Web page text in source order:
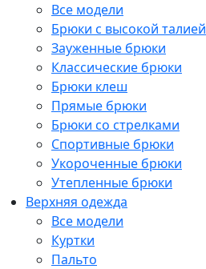
Все модели
Брюки с высокой талией
Зауженные брюки
Классические брюки
Брюки клеш
Прямые брюки
Брюки со стрелками
Спортивные брюки
Укороченные брюки
Утепленные брюки
Верхняя одежда
Все модели
Куртки
Пальто